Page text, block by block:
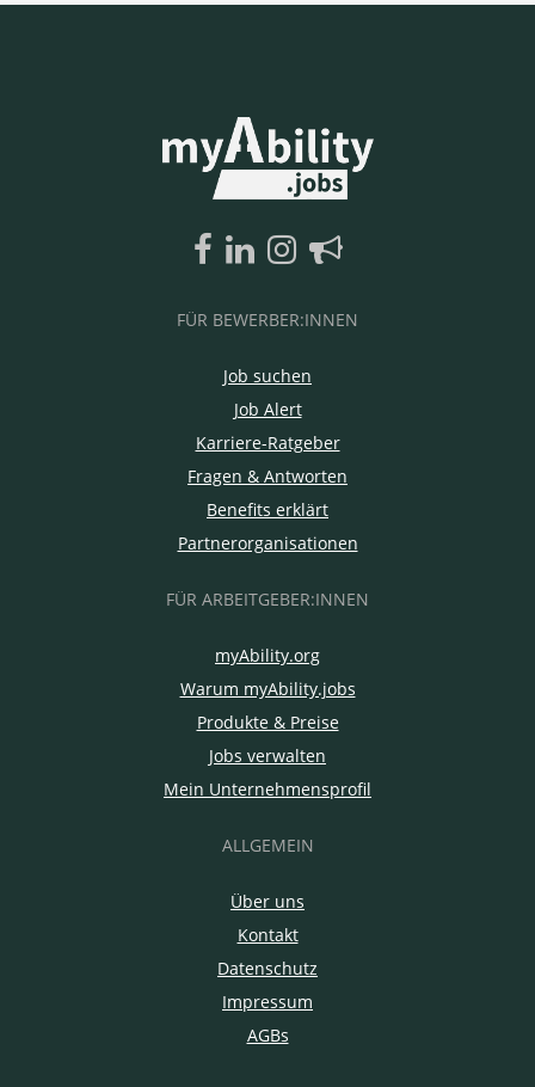
FÜR BEWERBER:INNEN
Job suchen
Job Alert
Karriere-Ratgeber
Fragen & Antworten
Benefits erklärt
Partnerorganisationen
FÜR ARBEITGEBER:INNEN
myAbility.org
Warum myAbility.jobs
Produkte & Preise
Jobs verwalten
Mein Unternehmensprofil
ALLGEMEIN
Über uns
Kontakt
Datenschutz
Impressum
AGBs